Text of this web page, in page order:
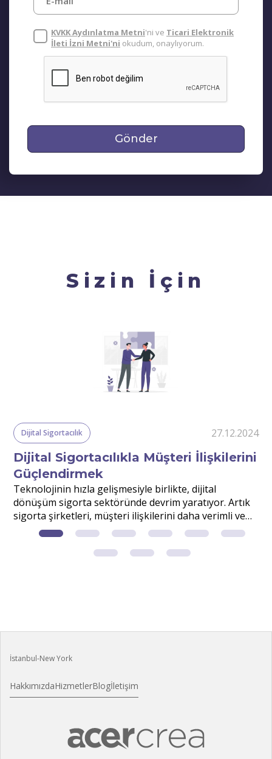
KVKK Aydınlatma Metni'ni ve Ticari Elektronik
İleti İzni Metni'ni okudum, onaylıyorum.
Gönder
Sizin İçin
Dijital Sigortacılık 27.12.2024
Dijital Sigortacılıkla Müşteri İlişkilerini
Güçlendirmek
Teknolojinin hızla gelişmesiyle birlikte, dijital
dönüşüm sigorta sektöründe devrim yaratıyor. Artık
sigorta şirketleri, müşteri ilişkilerini daha verimli ve
etkili yönetmek için dijital çözümlerden faydalanıyor.
İstanbul-New York
HakkımızdaHizmetlerBlogİletişim